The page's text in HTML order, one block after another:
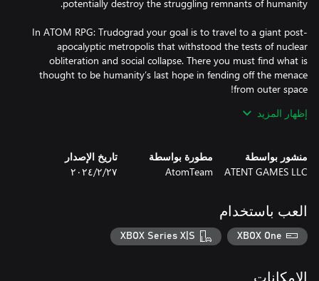
In ATOM RPG: Trudograd your goal is to travel to a giant post-
apocalyptic metropolis that withstood the tests of nuclear
obliteration and social collapse. There you must find what is
thought to be humanity’s last hope in fending off the menace
and 45+ populated locations, from a snowy post apocalyptic
megapolis and its outskirts to secret Soviet military bunkers, a
• Visit 30+ combat-only locations where you will get to fight tens
• Meet 300+ characters, each with a unique portrait and
• Complete 200+ quests, most with multiple solutions and
إظهار المزيد
منشور بواسطة
ATENT GAMES LLC
مطورة بواسطة
AtomTeam
تاريخ الإصدار
٢٧‏/٢‏/٢٠٢٤
العب باستخدام
XBOX One
XBOX Series X|S